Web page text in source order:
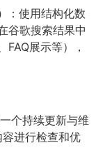
：使用结构化数
谷歌搜索结果中
展示等），
个持续更新与维
进行检查和优